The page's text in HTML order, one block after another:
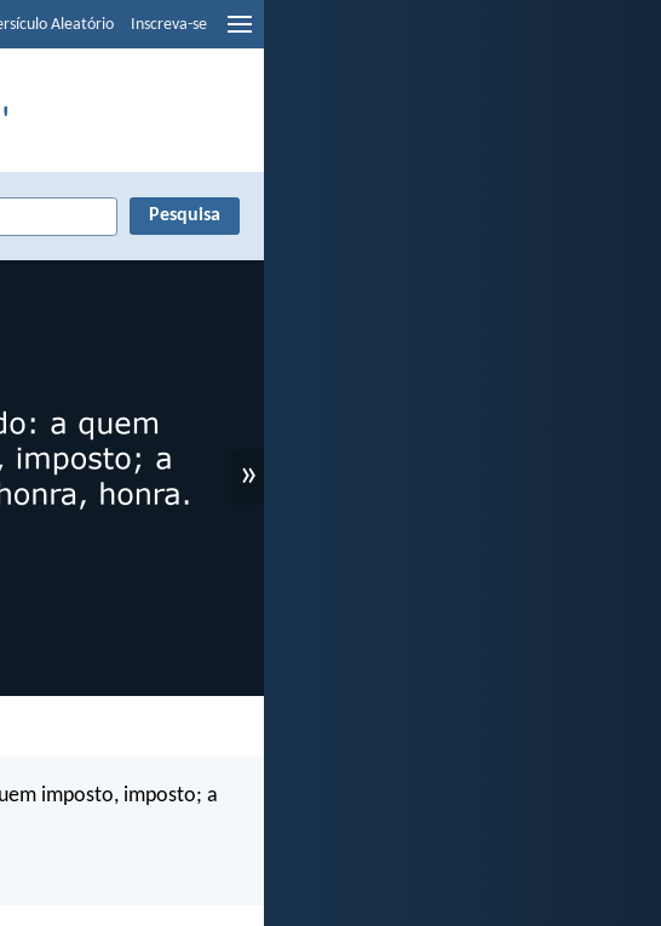
Aleatório Inscreva-se
»
imposto, imposto; a